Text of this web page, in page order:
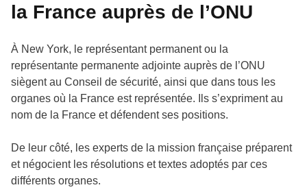
la France auprès de l’ONU
À New York, le représentant permanent ou la
représentante permanente adjointe auprès de l’ONU
siègent au Conseil de sécurité, ainsi que dans tous les
organes où la France est représentée. Ils s’expriment au
nom de la France et défendent ses positions.
De leur côté, les experts de la mission française préparent
et négocient les résolutions et textes adoptés par ces
différents organes.